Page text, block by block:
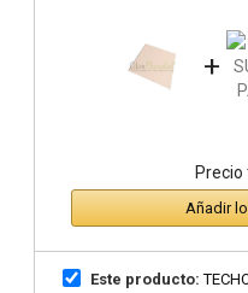
+
Precio
Añadir
Este producto: